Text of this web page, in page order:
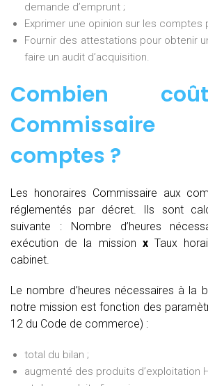
demande d’emprunt ;
Exprimer une opinion sur les comptes
Fournir des attestations pour obtenir
faire un audit d’acquisition.
Combien
comptes ?
Les honoraires Commissaire aux
réglementés par décret. Ils sont
suivante :
Nombre d’heures
exécution de la mission xTaux
cabinet.
Le nombre d’heures nécessaires à la
notre mission est fonction des
12 du Code de commerce) :
total du bilan ;
augmenté des produits d’exploitation